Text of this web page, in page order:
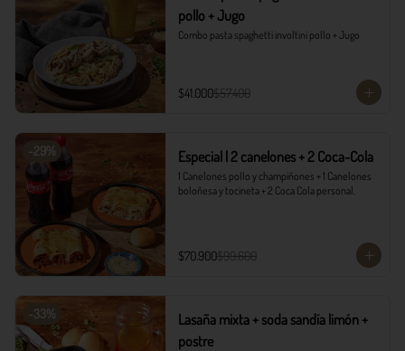
pollo + Jugo
Combo pasta spaghetti involtini pollo + Jugo
$41.000$57.400
-29% Especial | 2 canelones + 2 Coca-Cola
1 Canelones pollo y champiñones + 1 Canelones
boloñesa y tocineta + 2 Coca Cola personal.
$70.900$99.600
-33%
Lasaña mixta + soda sandía limón +
postre